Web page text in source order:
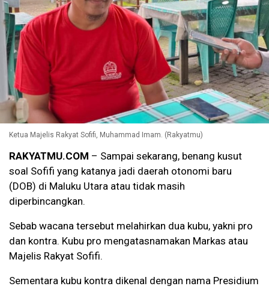
Ketua Majelis Rakyat Sofifi, Muhammad Imam. (Rakyatmu)
RAKYATMU.COM – Sampai sekarang, benang kusut
soal Sofifi yang katanya jadi daerah otonomi baru
(DOB) di Maluku Utara atau tidak masih
diperbincangkan.
Sebab wacana tersebut melahirkan dua kubu, yakni pro
dan kontra. Kubu pro mengatasnamakan Markas atau
Majelis Rakyat Sofifi.
Sementara kubu kontra dikenal dengan nama Presidium